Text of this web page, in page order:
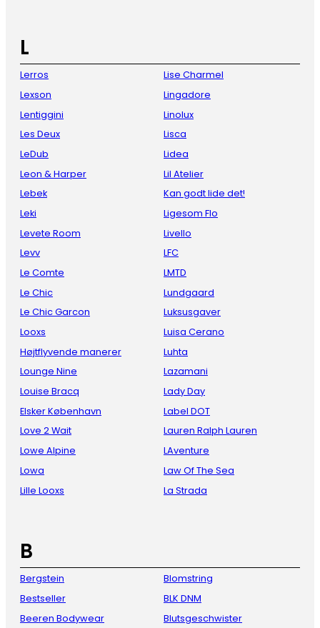
L
Lerros
Lexson
Lentiggini
Les Deux
LeDub
Leon & Harper
Lebek
Leki
Levete Room
Levv
Le Comte
Le Chic
Le Chic Garcon
Looxs
Højtflyvende manerer
Lounge Nine
Louise Bracq
Elsker København
Love 2 Wait
Lowe Alpine
Lowa
Lille Looxs
Lise Charmel
Lingadore
Linolux
Lisca
Lidea
Lil Atelier
Kan godt lide det!
Ligesom Flo
Livello
LFC
LMTD
Lundgaard
Luksusgaver
Luisa Cerano
Luhta
Lazamani
Lady Day
Label DOT
Lauren Ralph Lauren
LAventure
Law Of The Sea
La Strada
B
Bergstein
Bestseller
Beeren Bodywear
Blomstring
BLK DNM
Blutsgeschwister